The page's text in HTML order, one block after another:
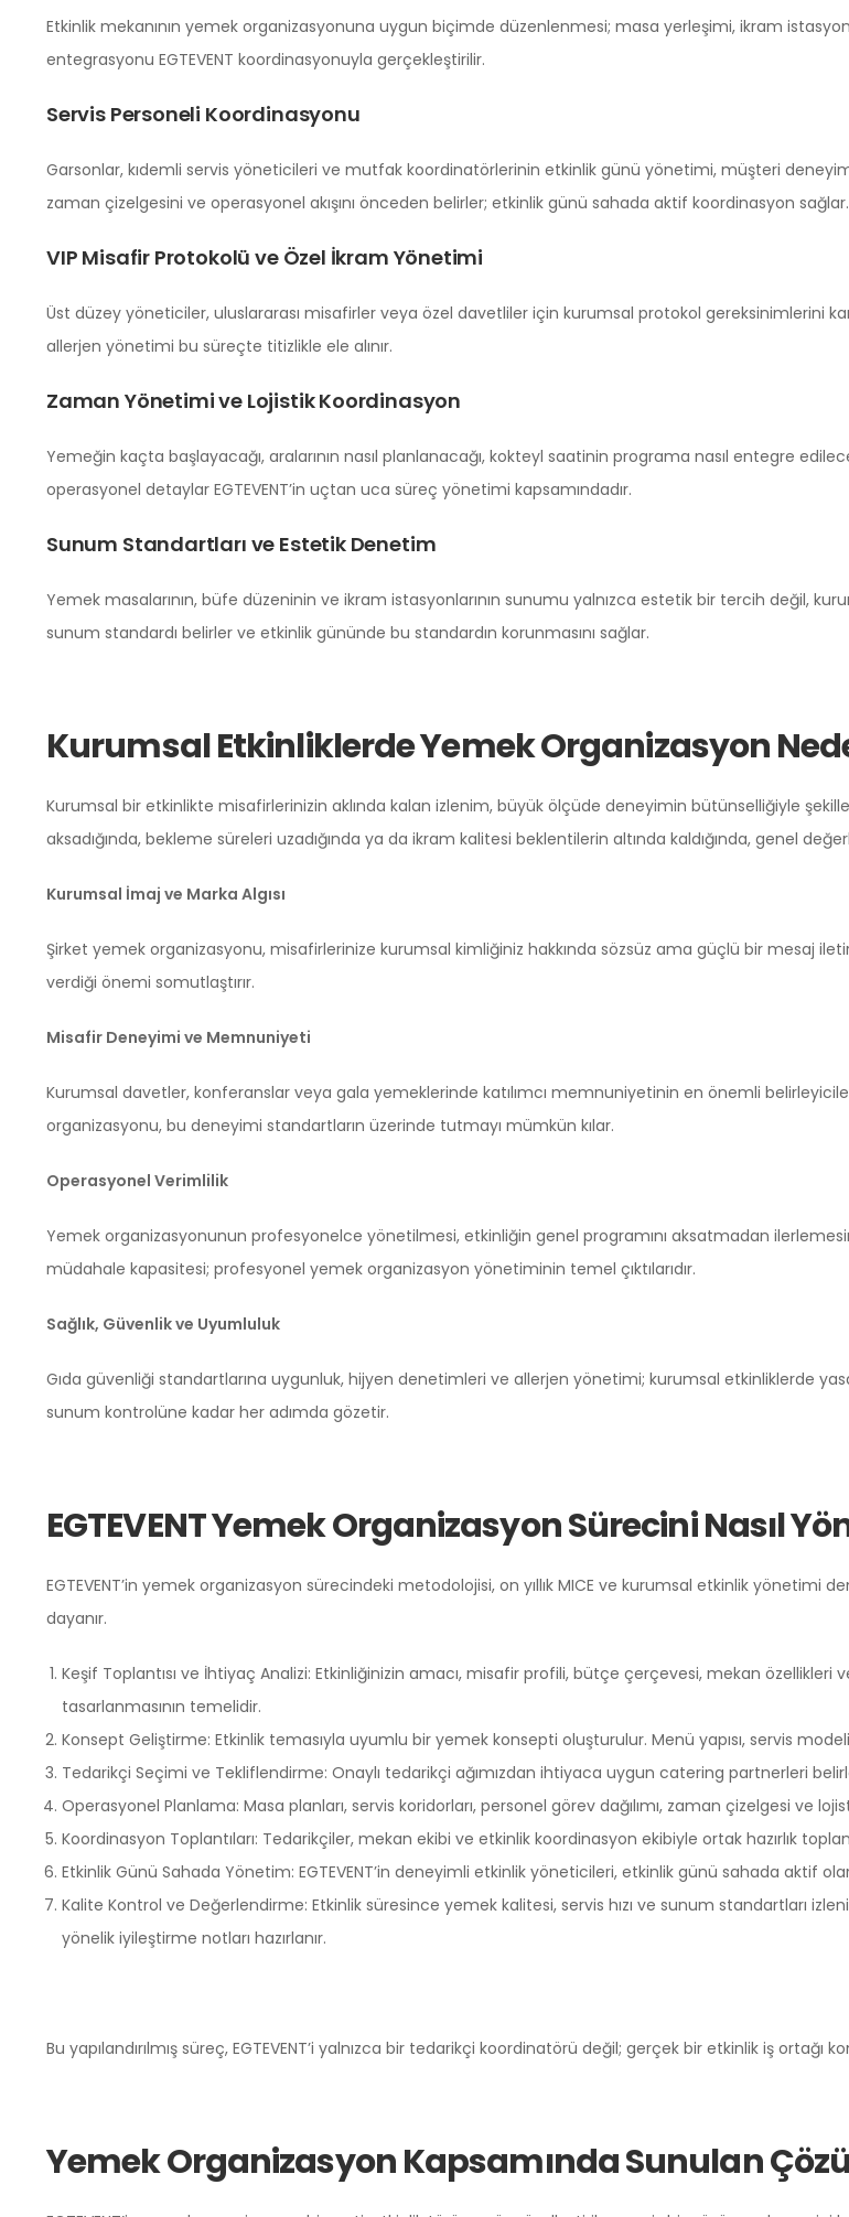
Etkinlik mekanının yemek organizasyonuna uygun biçimde düzenlenmesi; masa yerleşimi, ikram
entegrasyonu EGTEVENT koordinasyonuyla gerçekleştirilir.
Servis Personeli Koordinasyonu
Garsonlar, kıdemli servis yöneticileri ve mutfak koordinatörlerinin etkinlik günü yönetimi, müşteri
zaman çizelgesini ve operasyonel akışını önceden belirler; etkinlik günü sahada aktif koordinasyon sağlar.
VIP Misafir Protokolü ve Özel İkram Yönetimi
Üst düzey yöneticiler, uluslararası misafirler veya özel davetliler için kurumsal protokol gereksinimlerini
allerjen yönetimi bu süreçte titizlikle ele alınır.
Zaman Yönetimi ve Lojistik Koordinasyon
Yemeğin kaçta başlayacağı, aralarının nasıl planlanacağı, kokteyl saatinin programa nasıl entegre
operasyonel detaylar EGTEVENT’in uçtan uca süreç yönetimi kapsamındadır.
Sunum Standartları ve Estetik Denetim
Yemek masalarının, büfe düzeninin ve ikram istasyonlarının sunumu yalnızca estetik bir tercih değil,
sunum standardı belirler ve etkinlik gününde bu standardın korunmasını sağlar.
Kurumsal Etkinliklerde Yemek Organizasyon
Kurumsal bir etkinlikte misafirlerinizin aklında kalan izlenim, büyük ölçüde deneyimin bütünselliğiyle
aksadığında, bekleme süreleri uzadığında ya da ikram kalitesi beklentilerin altında kaldığında, genel
Kurumsal İmaj ve Marka Algısı
Şirket yemek organizasyonu, misafirlerinize kurumsal kimliğiniz hakkında sözsüz ama güçlü bir mesaj
verdiği önemi somutlaştırır.
Misafir Deneyimi ve Memnuniyeti
Kurumsal davetler, konferanslar veya gala yemeklerinde katılımcı memnuniyetinin en önemli
organizasyonu, bu deneyimi standartların üzerinde tutmayı mümkün kılar.
Operasyonel Verimlilik
Yemek organizasyonunun profesyonelce yönetilmesi, etkinliğin genel programını aksatmadan
müdahale kapasitesi; profesyonel yemek organizasyon yönetiminin temel çıktılarıdır.
Sağlık, Güvenlik ve Uyumluluk
Gıda güvenliği standartlarına uygunluk, hijyen denetimleri ve allerjen yönetimi; kurumsal etkinliklerde
sunum kontrolüne kadar her adımda gözetir.
EGTEVENT Yemek Organizasyon Sürecini Nasıl
EGTEVENT’in yemek organizasyon sürecindeki metodolojisi, on yıllık MICE ve kurumsal etkinlik
dayanır.
Keşif Toplantısı ve İhtiyaç Analizi: Etkinliğinizin amacı, misafir profili, bütçe çerçevesi, mekan
tasarlanmasının temelidir.
Konsept Geliştirme: Etkinlik temasıyla uyumlu bir yemek konsepti oluşturulur. Menü yapısı, servis
Tedarikçi Seçimi ve Tekliflendirme: Onaylı tedarikçi ağımızdan ihtiyaca uygun catering partnerleri
Operasyonel Planlama: Masa planları, servis koridorları, personel görev dağılımı, zaman çizelgesi ve
Koordinasyon Toplantıları: Tedarikçiler, mekan ekibi ve etkinlik koordinasyon ekibiyle ortak hazırlık
Etkinlik Günü Sahada Yönetim: EGTEVENT’in deneyimli etkinlik yöneticileri, etkinlik günü sahada aktif
Kalite Kontrol ve Değerlendirme: Etkinlik süresince yemek kalitesi, servis hızı ve sunum standartları
yönelik iyileştirme notları hazırlanır.
Bu yapılandırılmış süreç, EGTEVENT’i yalnızca bir tedarikçi koordinatörü değil; gerçek bir etkinlik iş ortağı
Yemek Organizasyon Kapsamında Sunulan